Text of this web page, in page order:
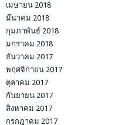
เมษายน 2018
มีนาคม 2018
กุมภาพันธ์ 2018
มกราคม 2018
ธันวาคม 2017
พฤศจิกายน 2017
ตุลาคม 2017
กันยายน 2017
สิงหาคม 2017
กรกฎาคม 2017